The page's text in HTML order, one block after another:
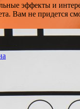
эффекты и
Вам не придется